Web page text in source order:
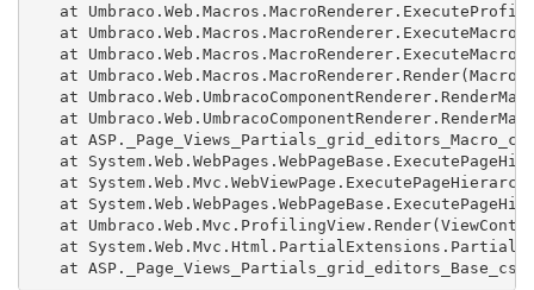
at
at
at
at
at
at
at
at
at
at
at
at
at